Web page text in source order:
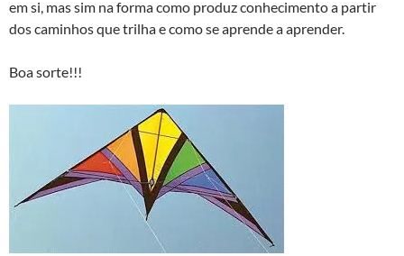
em si, mas sim na forma como produz conhecimento a partir
dos caminhos que trilha e como se aprende a aprender.
Boa sorte!!!